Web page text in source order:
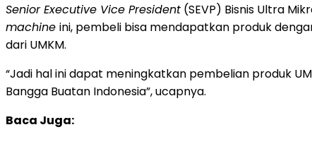
Senior Executive Vice President (SEVP) Bisnis Ultra
machine ini, pembeli bisa mendapatkan produk
dari UMKM.
“Jadi hal ini dapat meningkatkan pembelian produk
Bangga Buatan Indonesia”, ucapnya.
Baca Juga: